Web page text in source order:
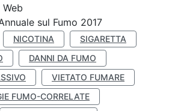
sul Fumo 2017
NICOTINA
SIGARETTA
DANNI DA FUMO
VIETATO FUMARE
FUMO-CORRELATE